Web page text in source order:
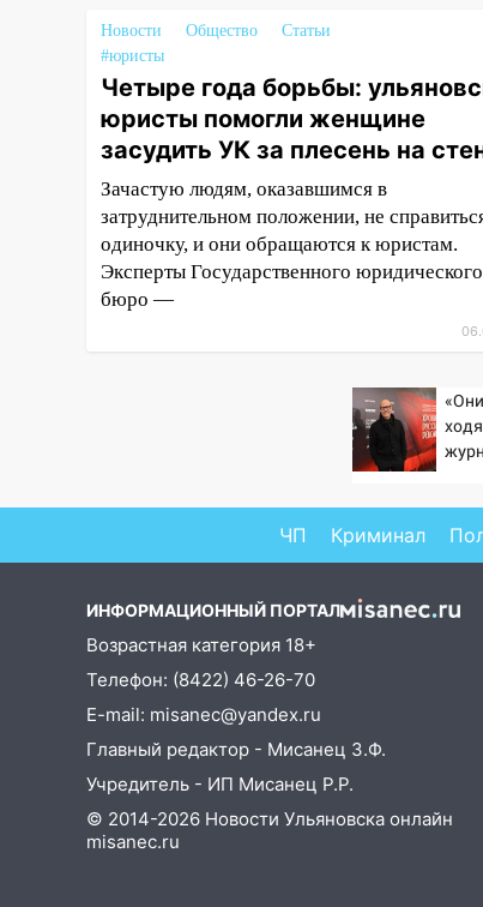
11:12
Соцсети: на Рябикова
автомобиль врезался в забор
10:27 Где есть бензин в
Ульяновске днем 6 августа:
список АЗС
10:16 Внимание! В Ульяновской
области объявлена ракетная
опасность
10:00
В Старомайнском районе
утонул 51-летний мужчина
коршун застрял в тепловозе
Ульяновские спасатели
помогли юному велосипедисту
В Заволжском районе
украли два велосипеда
07:18 В Ульяновск идет
тридцатиградусная жара:
какая будет погода в четверг
06:00 Четыре года борьбы:
ульяновские юристы помогли
женщине засудить УК за
плесень на стенах
05:00 Кому 6 августа звезды
сулят прибыль, а кому —
Новости Общество
Статьи
#юристы
Четыре года борьбы:
юристы помогли женщине
засудить УК за плесень на
Зачастую людям, оказавшимся в
затруднительном положении, не
одиночку, и они обращаются к юристам.
Эксперты Государственного юридического
бюро —
ЧП Криминал
ИНФОРМАЦИОННЫЙ ПОРТАЛ
Возрастная категория 18+
Телефон: (8422) 46-26-70
E-mail: misanec@yandex.ru
Главный редактор - Мисанец З.Ф.
Учредитель - ИП Мисанец Р.Р.
© 2014-2026 Новости Ульяновска онлайн
misanec.ru